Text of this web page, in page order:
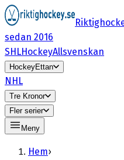
sedan 2016
SHLHockeyAllsvenskan
HockeyEttan
NHL
Tre Kronor
Fler serier
Meny
Hem›